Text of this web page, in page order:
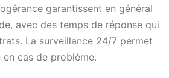
garantissent en général
avec des temps de réponse qui
La surveillance 24/7 permet
cas de problème.